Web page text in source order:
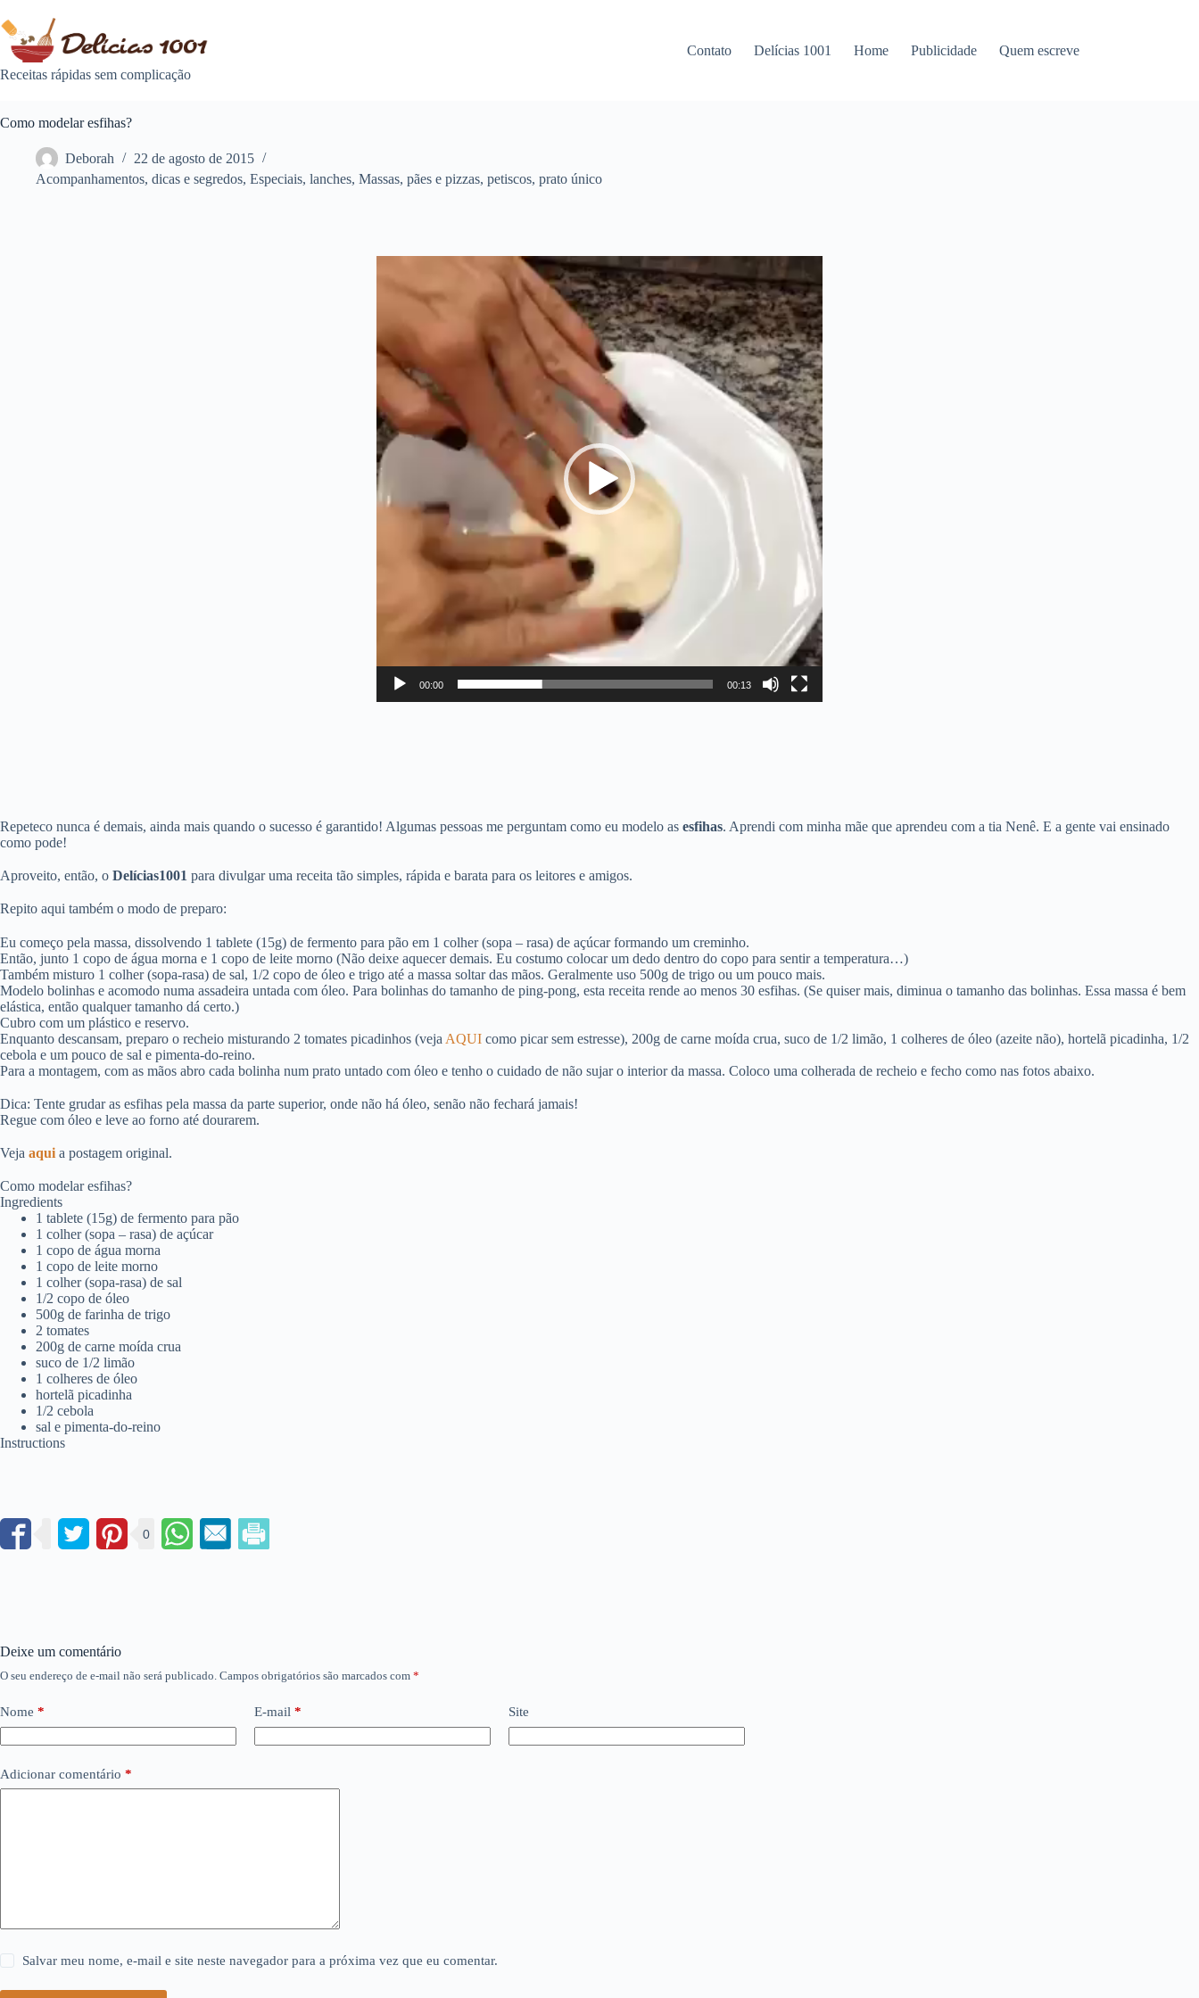
para
conteúdo
Receitas rápidas sem complicação
Contato Delícias 1001 Home Publicidade Quem escreve
Como modelar esfihas?
Deborah
22 de agosto de 2015
Acompanhamentos, dicas e segredos, Especiais, lanches, Massas, pães e pizzas, petiscos, prato único
Tocador
de
vídeo
00:00 00:13
Repeteco nunca é demais, ainda mais quando o sucesso é garantido! Algumas pessoas me perguntam como eu modelo as esfihas. Aprendi com minha mãe que aprendeu com a tia Nenê. E a gente vai ensinado
como pode!
Aproveito, então, o Delícias1001 para divulgar uma receita tão simples, rápida e barata para os leitores e amigos.
Repito aqui também o modo de preparo:
Eu começo pela massa, dissolvendo 1 tablete (15g) de fermento para pão em 1 colher (sopa – rasa) de açúcar formando um creminho.
Então, junto 1 copo de água morna e 1 copo de leite morno (Não deixe aquecer demais. Eu costumo colocar um dedo dentro do copo para sentir a temperatura…)
Também misturo 1 colher (sopa-rasa) de sal, 1/2 copo de óleo e trigo até a massa soltar das mãos. Geralmente uso 500g de trigo ou um pouco mais.
Modelo bolinhas e acomodo numa assadeira untada com óleo. Para bolinhas do tamanho de ping-pong, esta receita rende ao menos 30 esfihas. (Se quiser mais, diminua o tamanho das bolinhas. Essa massa é bem
elástica, então qualquer tamanho dá certo.)
Cubro com um plástico e reservo.
Enquanto descansam, preparo o recheio misturando 2 tomates picadinhos (veja AQUI como picar sem estresse), 200g de carne moída crua, suco de 1/2 limão, 1 colheres de óleo (azeite não), hortelã picadinha, 1/2
cebola e um pouco de sal e pimenta-do-reino.
Para a montagem, com as mãos abro cada bolinha num prato untado com óleo e tenho o cuidado de não sujar o interior da massa. Coloco uma colherada de recheio e fecho como nas fotos abaixo.
Dica: Tente grudar as esfihas pela massa da parte superior, onde não há óleo, senão não fechará jamais!
Regue com óleo e leve ao forno até dourarem.
Veja aqui a postagem original.
Como modelar esfihas?
Ingredients
1 tablete (15g) de fermento para pão
1 colher (sopa – rasa) de açúcar
1 copo de água morna
1 copo de leite morno
1 colher (sopa-rasa) de sal
1/2 copo de óleo
500g de farinha de trigo
2 tomates
200g de carne moída crua
suco de 1/2 limão
1 colheres de óleo
hortelã picadinha
1/2 cebola
sal e pimenta-do-reino
Instructions
0
Deixe um comentário
O seu endereço de e-mail não será publicado. Campos obrigatórios são marcados com *
Nome * E-mail * Site
Adicionar comentário *
Salvar meu nome, e-mail e site neste navegador para a próxima vez que eu comentar.